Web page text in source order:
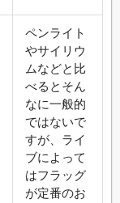
ペンライト
やサイリウ
ムなどと比
べるとそん
なに一般的
ではないで
すが、ライ
ブによって
はフラッグ
が定番のお